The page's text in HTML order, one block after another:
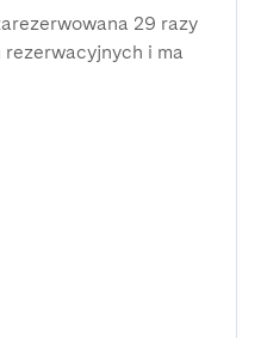
29 razy
i ma